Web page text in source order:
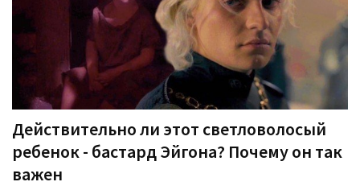
Действительно ли этот светловолосый
ребенок - бастард Эйгона? Почему он так
важен